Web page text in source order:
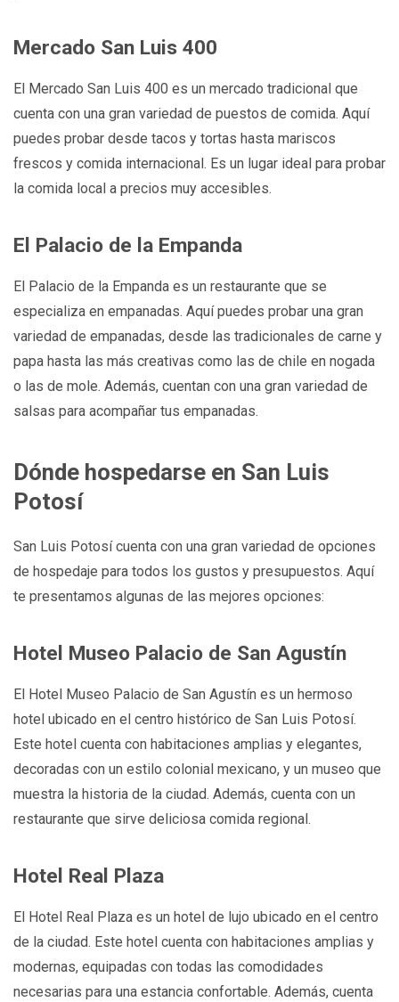
Mercado San Luis 400
El Mercado San Luis 400 es un mercado tradicional que
cuenta con una gran variedad de puestos de comida. Aquí
puedes probar desde tacos y tortas hasta mariscos
frescos y comida internacional. Es un lugar ideal para probar
la comida local a precios muy accesibles.
El Palacio de la Empanda
El Palacio de la Empanda es un restaurante que se
especializa en empanadas. Aquí puedes probar una gran
variedad de empanadas, desde las tradicionales de carne y
papa hasta las más creativas como las de chile en nogada
o las de mole. Además, cuentan con una gran variedad de
salsas para acompañar tus empanadas.
Dónde hospedarse en San Luis
Potosí
San Luis Potosí cuenta con una gran variedad de opciones
de hospedaje para todos los gustos y presupuestos. Aquí
te presentamos algunas de las mejores opciones:
Hotel Museo Palacio de San Agustín
El Hotel Museo Palacio de San Agustín es un hermoso
hotel ubicado en el centro histórico de San Luis Potosí.
Este hotel cuenta con habitaciones amplias y elegantes,
decoradas con un estilo colonial mexicano, y un museo que
muestra la historia de la ciudad. Además, cuenta con un
restaurante que sirve deliciosa comida regional.
Hotel Real Plaza
El Hotel Real Plaza es un hotel de lujo ubicado en el centro
de la ciudad. Este hotel cuenta con habitaciones amplias y
modernas, equipadas con todas las comodidades
necesarias para una estancia confortable. Además, cuenta